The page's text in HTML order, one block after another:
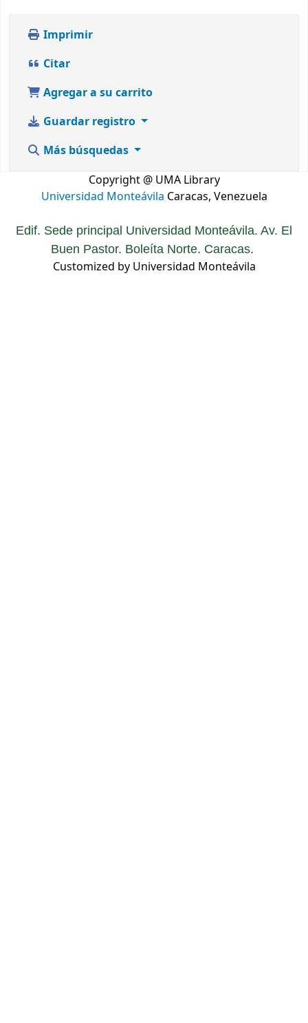
Imprimir
Citar
Agregar a su carrito
Guardar registro
Más búsquedas
Copyright @ UMA Library
Universidad Monteávila Caracas, Venezuela
Edif. Sede principal Universidad Monteávila. Av. El
Buen Pastor. Boleíta Norte. Caracas.
Customized by Universidad Monteávila